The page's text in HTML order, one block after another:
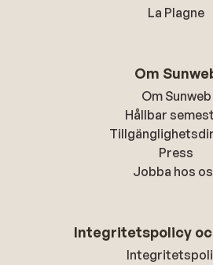
La Plagne
Om
Om Sunweb
Hållbar
Press
Jobba hos
Integritetspolicy